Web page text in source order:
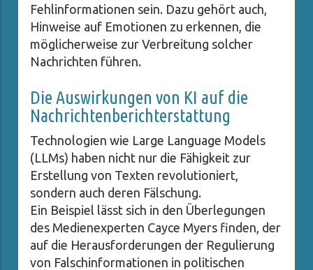
Fehlinformationen sein. Dazu gehört auch,
Hinweise auf Emotionen zu erkennen, die
möglicherweise zur Verbreitung solcher
Nachrichten führen.
Die Auswirkungen von KI auf die
Nachrichtenberichterstattung
Technologien wie Large Language Models
(LLMs) haben nicht nur die Fähigkeit zur
Erstellung von Texten revolutioniert,
sondern auch deren Fälschung.
Ein Beispiel lässt sich in den Überlegungen
des Medienexperten Cayce Myers finden, der
auf die Herausforderungen der Regulierung
von Falschinformationen in politischen